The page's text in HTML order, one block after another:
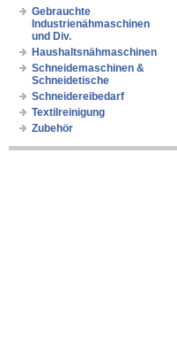
Gebrauchte
Industrienähmaschinen
und Div.
Haushaltsnähmaschinen
Schneidemaschinen &
Schneidetische
Schneidereibedarf
Textilreinigung
Zubehör